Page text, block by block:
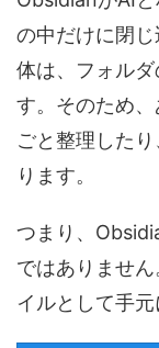
の中だけに閉
体は、フォル
す。そのため
ごと整理した
ります。
つまり、
ではありませ
イルとして手元